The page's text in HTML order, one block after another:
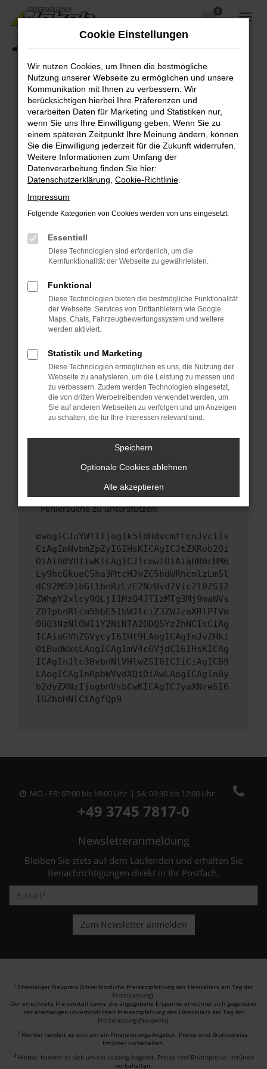
Zum
Hauptinhalt
0
Fehler: Network Error
Beim Laden ist ein Fehler aufgetreten.
Hier sind ein paar Tipps, die dir helfen können:
Überprüfe deine Firewall und deine
Internetverbindung.
Laden andere Webseiten, zum Beispiel deine
Suchmaschine?
Prüfe deine Browsererweiterungen.
Manche Erweiterungen, wie Werbeblocker,
können das Laden bestimmter Seiten
verhindern. Funktioniert die Seite in einem
Fenster?
Starte dein Gerät neu.
Das kann manchmal helfen, vorübergehende
Probleme zu beheben.
Betriebssystem auf dem neuesten Stand
sind.
Veraltete Software birgt nicht nur ein
Sicherheitsrisiko, sondern kann auch dazu
führen, dass bestimmte Funktionen nicht mehr
unterstützt werden.
Wende dich an den Webseitenbetreiber.
Wenn du alle oben genannten Schritte versucht
hast, kontaktiere uns bitte. Wir werden
versuchen, das Problem zu beheben. Du kannst
uns diesen Text schicken, um uns bei der
Fehlersuche zu unterstützen:
ewogICJuYW1lIjogIk5ldHdvcmtFcnJvciIs
CiAgImNvbmZpZyI6IHsKICAgICJtZXRob2Qi
OiAiR0VUIiwKICAgICJ1cmwiOiAiaHR0cHM6
Ly9hcGkueC5ha3MtcHJvZC5hdWRhcmlzLm5l
dC92MS9jbGllbnRzLzE2NzUvd2Vic2l0ZS12
ZWhpY2xlcy9QLjI1MzQ4JTIzMTg3Mj9maWVs
ZD1pbnRlcm5hbE51bWJlciZ3ZWJzaXRlPTVm
OGQ3NzNlOWI1Y2NiNTA2ODQ5YzZhNCIsCiAg
ICAiaGVhZGVycyI6IHt9LAogICAgImJvZHki
OiBudWxsLAogICAgImV4cGVjdCI6IHsKICAg
ICAgInJlc3BvbnNlVHlwZSI6ICIiCiAgICB9
LAogICAgInRpbWVvdXQiOiAwLAogICAgInBy
b2dyZXNzIjogbnVsbCwKICAgICJyaXNreSI6
IGZhbHNlCiAgfQp9
MO - FR: 07:00 bis 18:00 Uhr | SA: 09:30 bis 12:00 Uhr
+49 3745 7817-0
Newsletteranmeldung
Bleiben Sie stets auf dem Laufenden und erhalten Sie
Benachrichtigungen direkt in Ihr Postfach.
1 Ehemaliger Neupreis (Unverbindliche Preisempfehlung des Herstellers am Tag der
Erstzulassung).
Der errechnete Preisvorteil sowie die angegebene Ersparnis errechnet sich gegenüber
der ehemaligen unverbindlichen Preisempfehlung des Herstellers am Tag der
Erstzulassung (Neupreis).
2 Hierbei handelt es sich um ein Finanzierungs-Angebot. Preise sind Bruttopreise.
Irrtümer vorbehalten.
3 Hierbei handelt es sich um ein Leasing-Angebot. Preise sind Bruttopreise. Irrtümer
vorbehalten.
Cookie Einstellungen
Wir nutzen Cookies, um Ihnen die bestmögliche
Nutzung unserer Webseite zu ermöglichen und unsere
Kommunikation mit Ihnen zu verbessern. Wir
berücksichtigen hierbei Ihre Präferenzen und
verarbeiten Daten für Marketing und Statistiken nur,
wenn Sie uns Ihre Einwilligung geben. Wenn Sie zu
einem späteren Zeitpunkt Ihre Meinung ändern, können
Sie die Einwilligung jederzeit für die Zukunft widerrufen.
Weitere Informationen zum Umfang der
Datenverarbeitung finden Sie hier:
Datenschutzerklärung Cookie-Richtlinie
Impressum
Folgende Kategorien von Cookies werden von uns eingesetzt:
Essentiell
Diese Technologien sind erforderlich, um die
Kernfunktionalität der Webseite zu gewährleisten.
Funktional
Diese Technologien bieten die bestmögliche Funktionalität
der Webseite. Services von Drittanbietern wie Google
Maps, Chats, Fahrzeugbewertungssystem und weitere
werden aktiviert.
Statistik und Marketing
Diese Technologien ermöglichen es uns, die Nutzung der
Webseite zu analysieren, um die Leistung zu messen und
zu verbessern. Zudem werden Technologien eingesetzt,
die von dritten Werbetreibenden verwendet werden, um
Sie auf anderen Webseiten zu verfolgen und um Anzeigen
zu schalten, die für Ihre Interessen relevant sind.
Speichern
Optionale Cookies ablehnen
Alle akzeptieren